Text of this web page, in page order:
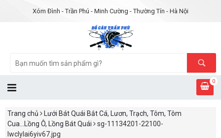
Xóm Đình - Trần Phú - Minh Cường - Thường Tín - Hà Nội
0
Trang chủ
Lưới Bát Quái Bắt Cá, Lươn, Trạch, Tôm, Tôm
Cua...Lồng Ô, Lồng Bát Quái
sg-11134201-22100-
lwclylai6yiv67.jpg